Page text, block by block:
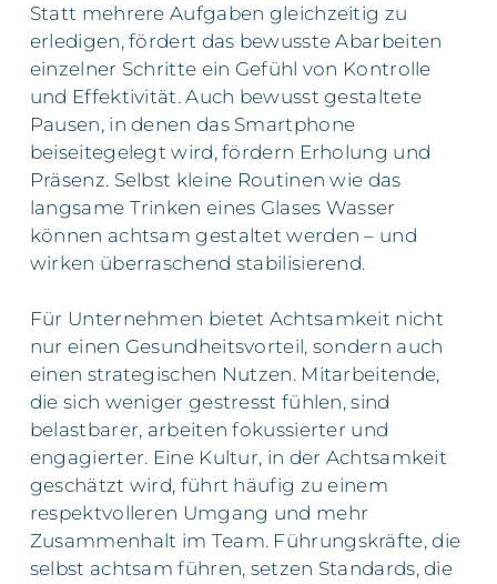
Statt mehrere Aufgaben gleichzeitig zu
erledigen, fördert das bewusste Abarbeiten
einzelner Schritte ein Gefühl von Kontrolle
und Effektivität. Auch bewusst gestaltete
Pausen, in denen das Smartphone
beiseitegelegt wird, fördern Erholung und
Präsenz. Selbst kleine Routinen wie das
langsame Trinken eines Glases Wasser
können achtsam gestaltet werden – und
wirken überraschend stabilisierend.
Für Unternehmen bietet Achtsamkeit nicht
nur einen Gesundheitsvorteil, sondern auch
einen strategischen Nutzen. Mitarbeitende,
die sich weniger gestresst fühlen, sind
belastbarer, arbeiten fokussierter und
engagierter. Eine Kultur, in der Achtsamkeit
geschätzt wird, führt häufig zu einem
respektvolleren Umgang und mehr
Zusammenhalt im Team. Führungskräfte, die
selbst achtsam führen, setzen Standards, die